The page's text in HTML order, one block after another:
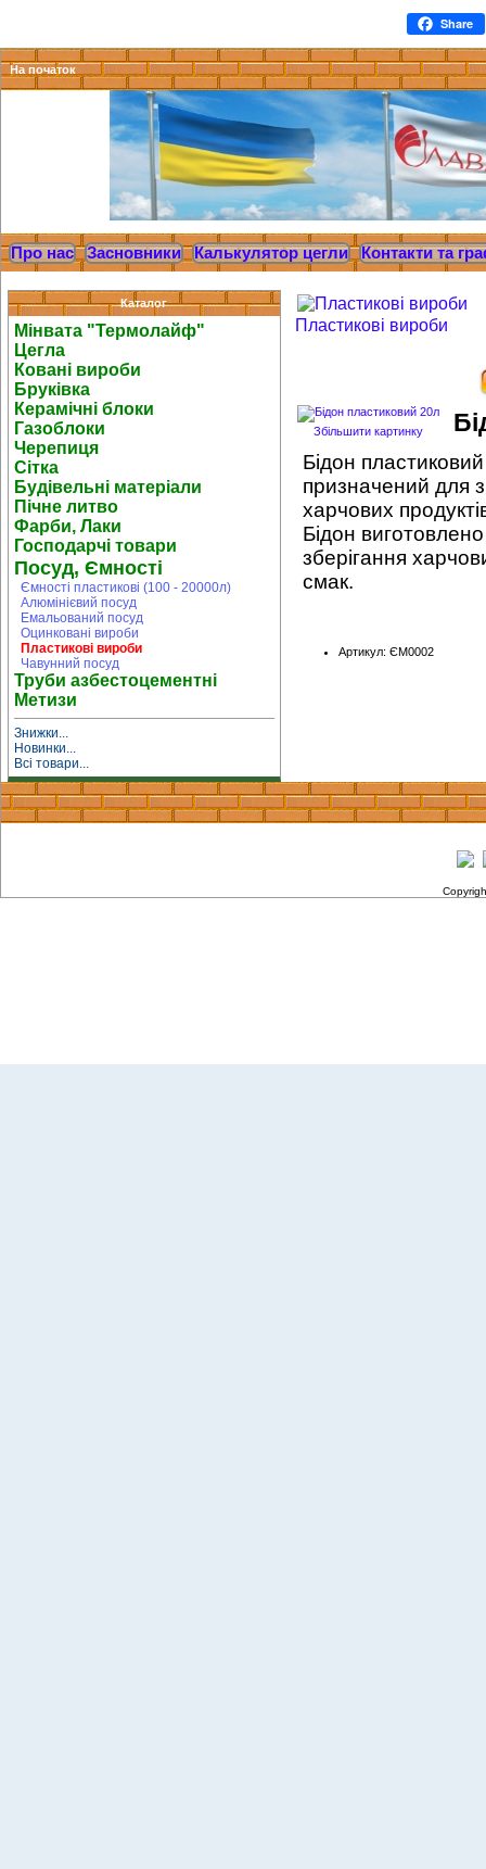
Share
На початок
Про нас Засновники Калькулятор цегли Контакти та
Каталог
Мінвата "Термолайф"
Цегла
Ковані вироби
Бруківка
Керамічні блоки
Газоблоки
Черепиця
Сітка
Будівельні матеріали
Пічне литво
Фарби, Лаки
Господарчі товари
Посуд, Ємності
Ємності пластикові (100 - 20000л)
Алюмінієвий посуд
Емальований посуд
Оцинковані вироби
Пластикові вироби
Чавунний посуд
Труби азбестоцементні
Метизи
Знижки...
Новинки...
Всі товари...
Пластикові вироби
Збільшити картинку
Бідон
призначений для
харчових
Бідон
зберігання
смак.
Артикул: ЄМ0002